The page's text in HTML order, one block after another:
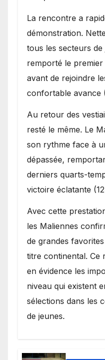
La rencontre a
démonstration.
tous les secteurs
remporté le
avant de rejoindre
confortable avance
Au retour des
resté le même. Le
son rythme face à
dépassée,
derniers quarts-
victoire éclatante
Avec cette
les Maliennes
de grandes
titre continental. Ce
en évidence les
niveau qui existent
sélections dans les
de jeunes.